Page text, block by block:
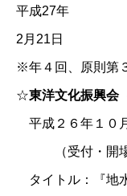
平成27年
2月21日
※年４回、原則第
☆東洋文化振興会
平成２６年１０
（受付・開場
タイトル：『地